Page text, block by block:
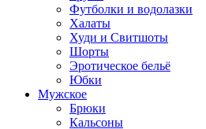
Футболки и водолазки
Халаты
Худи и Свитшоты
Шорты
Эротическое бельё
Юбки
Мужское
Брюки
Кальсоны